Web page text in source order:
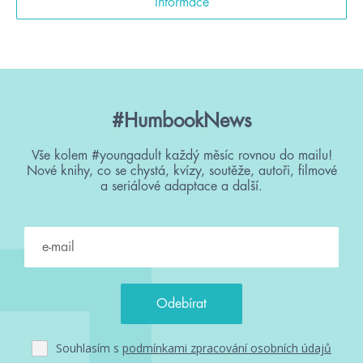
#HumbookNews
Vše kolem #youngadult každý měsíc rovnou do mailu!
Nové knihy, co se chystá, kvízy, soutěže, autoři, filmové
a seriálové adaptace a další.
Souhlasím s podmínkami zpracování osobních údajů